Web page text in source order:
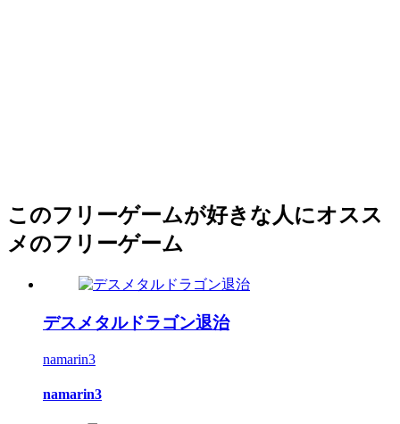
このフリーゲームが好きな人にオスス
メのフリーゲーム
デスメタルドラゴン退治
namarin3
namarin3